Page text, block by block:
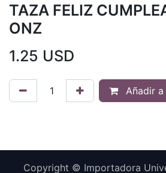
TAZA FELIZ
ONZ
1.25 USD
Añadir
Copyright © Importadora